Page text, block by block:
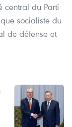
central du Parti
socialiste du
de défense et